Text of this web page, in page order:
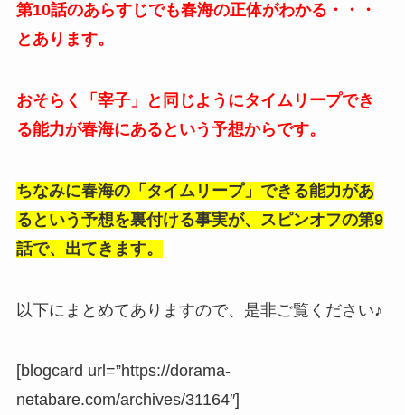
第10話のあらすじでも春海の正体がわかる・・・
とあります。
おそらく「宰子」と同じようにタイムリープでき
る能力が春海にあるという予想からです。
ちなみに春海の「タイムリープ」できる能力があ
るという予想を裏付ける事実が、スピンオフの第9
話で、出てきます。
以下にまとめてありますので、是非ご覧ください♪
[blogcard url=”https://dorama-
netabare.com/archives/31164″]